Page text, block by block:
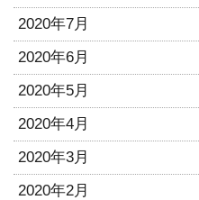
2020年7月
2020年6月
2020年5月
2020年4月
2020年3月
2020年2月